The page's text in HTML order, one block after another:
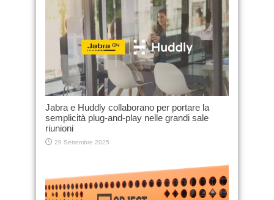
Jabra e Huddly collaborano per portare la
semplicità plug-and-play nelle grandi sale
riunioni
29 Settembre 2025